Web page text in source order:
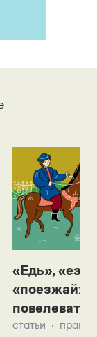
«Едь»,
«поезжай»?
повелевать
статьи